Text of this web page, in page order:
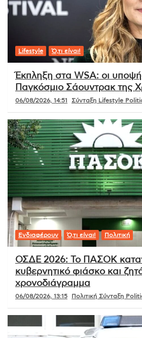
Lifestyle Ό,τι είναι!
Έκπληξη στα WSA: οι
Παγκόσμιο Σάουντρακ της
06/08/2026, 14:51 Σύνταξη Lifestyle
Ενδιαφέρουν Ό,τι είναι! Πολιτική
ΟΣΔΕ 2026: Το ΠΑΣΟΚ
κυβερνητικό φιάσκο και
χρονοδιάγραμμα
06/08/2026, 13:15 Πολιτική Σύνταξη